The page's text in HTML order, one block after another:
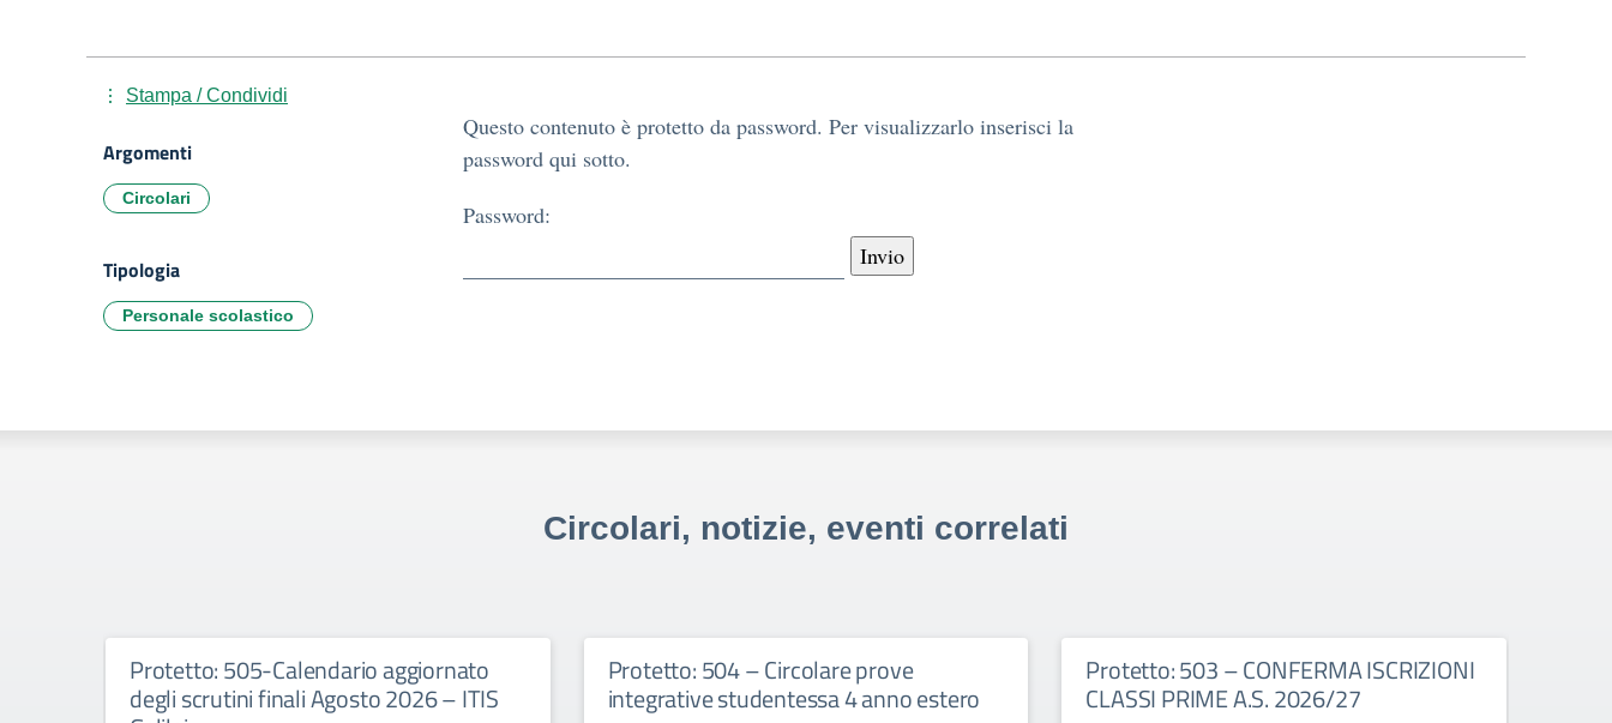
Questo contenuto è protetto da password. Per visualizzarlo inserisci la
password qui sotto.
Password:
Stampa / Condividi
Argomenti
Circolari
Tipologia
Personale scolastico
Circolari, notizie, eventi correlati
Protetto: 505-Calendario aggiornato
degli scrutini finali Agosto 2026 – ITIS
Protetto: 504 – Circolare prove
integrative studentessa 4 anno estero
Protetto: 503 – CONFERMA ISCRIZIONI
CLASSI PRIME A.S. 2026/27